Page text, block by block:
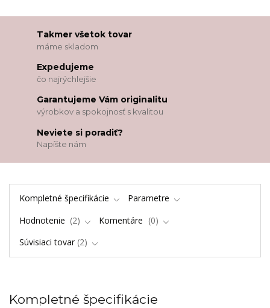
Takmer všetok tovar
máme skladom
Expedujeme
čo najrýchlejšie
Garantujeme Vám originalitu
výrobkov a spokojnosť s kvalitou
Neviete si poradiť?
Napíšte nám
Kompletné špecifikácie
Parametre
Hodnotenie
2 Komentáre
0
Súvisiaci tovar 2
Kompletné špecifikácie